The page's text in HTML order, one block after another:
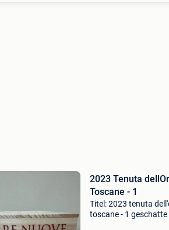
2023 Tenuta
Toscane - 1
Titel: 2023 tenuta
toscane - 1